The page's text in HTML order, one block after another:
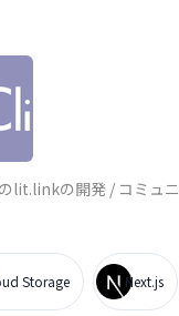
lit.linkの開発 / コミュ
Storage Next.js